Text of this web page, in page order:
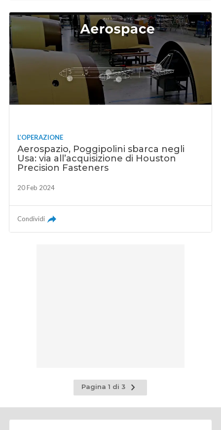
L’OPERAZIONE
Aerospazio, Poggipolini sbarca negli
Usa: via all’acquisizione di Houston
Precision Fasteners
20 Feb 2024
Condividi
Pagina 1 di 3
Pagina
successiva